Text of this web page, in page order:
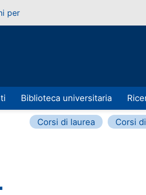
per
Biblioteca universitaria
Corsi di laurea Corsi